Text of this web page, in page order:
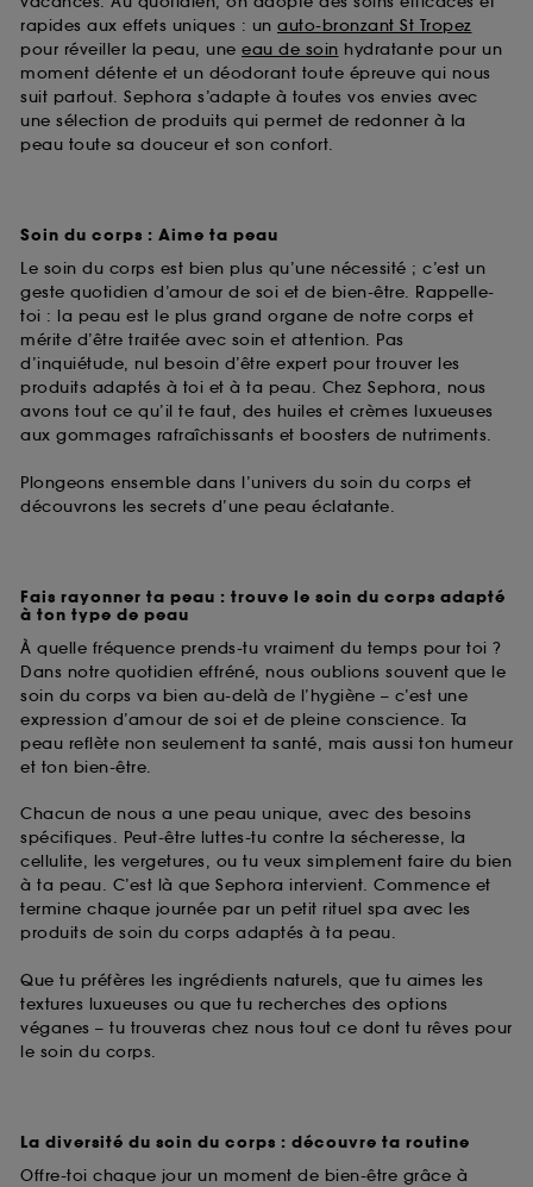
rapides aux effets uniques : un auto-bronzant St Tropez
pour réveiller la peau, une eau de soin hydratante pour un
moment détente et un déodorant toute épreuve qui nous
suit partout. Sephora s’adapte à toutes vos envies avec
une sélection de produits qui permet de redonner à la
peau toute sa douceur et son confort.
Soin du corps : Aime ta peau
Le soin du corps est bien plus qu’une nécessité ; c’est un
geste quotidien d’amour de soi et de bien-être. Rappelle-
toi : la peau est le plus grand organe de notre corps et
mérite d’être traitée avec soin et attention. Pas
d’inquiétude, nul besoin d’être expert pour trouver les
produits adaptés à toi et à ta peau. Chez Sephora, nous
avons tout ce qu’il te faut, des huiles et crèmes luxueuses
aux gommages rafraîchissants et boosters de nutriments.
Plongeons ensemble dans l’univers du soin du corps et
découvrons les secrets d’une peau éclatante.
Fais rayonner ta peau : trouve le soin du corps adapté
à ton type de peau
À quelle fréquence prends-tu vraiment du temps pour toi ?
Dans notre quotidien effréné, nous oublions souvent que le
soin du corps va bien au-delà de l’hygiène – c’est une
expression d’amour de soi et de pleine conscience. Ta
peau reflète non seulement ta santé, mais aussi ton humeur
et ton bien-être.
Chacun de nous a une peau unique, avec des besoins
spécifiques. Peut-être luttes-tu contre la sécheresse, la
cellulite, les vergetures, ou tu veux simplement faire du bien
à ta peau. C’est là que Sephora intervient. Commence et
termine chaque journée par un petit rituel spa avec les
produits de soin du corps adaptés à ta peau.
Que tu préfères les ingrédients naturels, que tu aimes les
textures luxueuses ou que tu recherches des options
véganes – tu trouveras chez nous tout ce dont tu rêves pour
le soin du corps.
La diversité du soin du corps : découvre ta routine
Offre-toi chaque jour un moment de bien-être grâce à